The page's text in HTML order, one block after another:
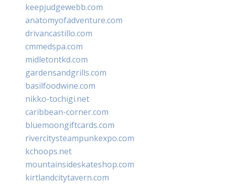
keepjudgewebb.com
anatomyofadventure.com
drivancastillo.com
cmmedspa.com
midletontkd.com
gardensandgrills.com
basilfoodwine.com
nikko-tochigi.net
caribbean-corner.com
bluemoongiftcards.com
rivercitysteampunkexpo.com
kchoops.net
mountainsideskateshop.com
kirtlandcitytavern.com